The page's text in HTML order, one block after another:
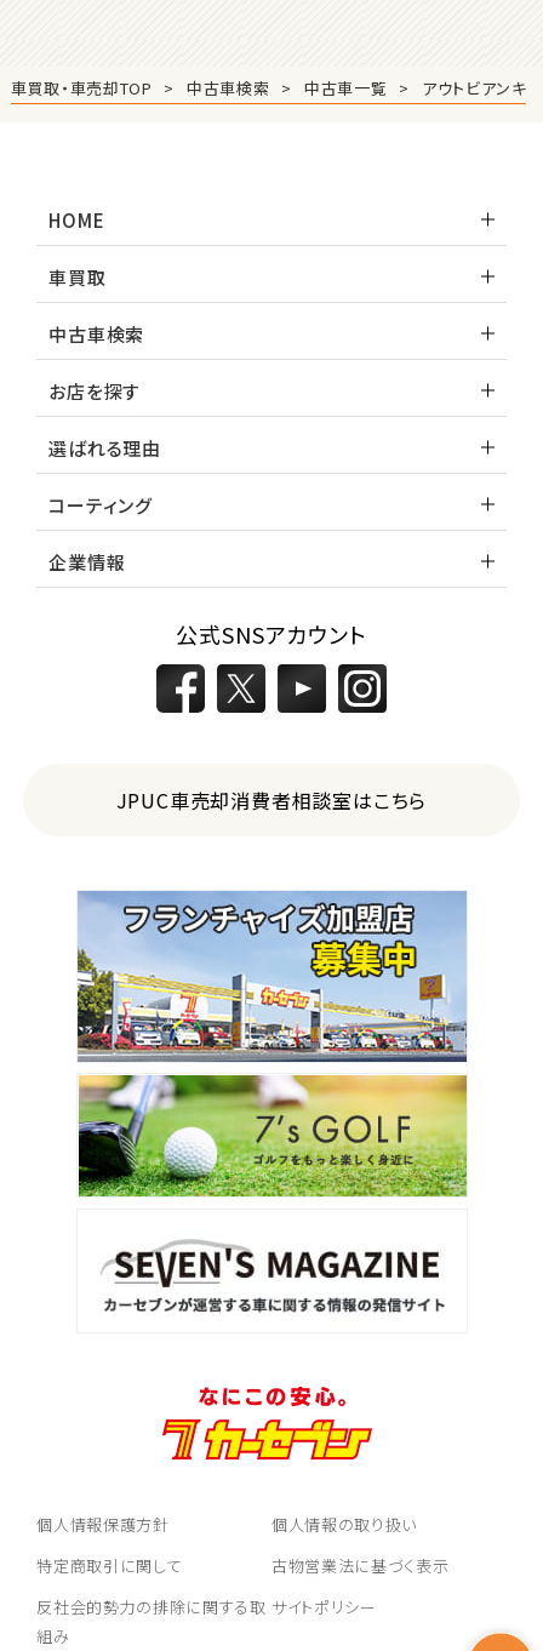
ステーションワゴン
レヴォーグ
レガシィツーリングワゴン
3位
トヨタ
カローラフィールダー
ホンダ
ステップワゴン
2位
トヨタ
アルファード
3位
ヴォクシー
1位
トヨタ
ヤリスクロス
トヨタ
車買取・車売却TOP 中古車検索 中古車一覧 アウトビアンキ
HOME
車買取
中古車検索
お店を探す
選ばれる理由
コーティング
企業情報
公式SNSアカウント
JPUC車売却消費者相談室はこちら
個人情報保護方針
個人情報の取り扱い
特定商取引に関して
古物営業法に基づく表示
反社会的勢力の排除に関する取
組み
サイトポリシー